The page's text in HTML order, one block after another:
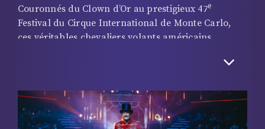
Couronnés du Clown d’Or au prestigieux 47e
Festival du Cirque International de Monte Carlo,
ces véritables chevaliers volants américains
envie de les encourager en applaudissant à tout
rompre puis le silence se fait au moment crucial du
quadruple saut périlleux. Les regards sont alors